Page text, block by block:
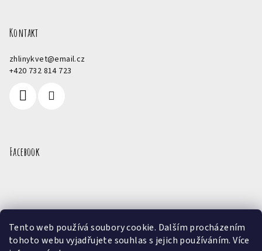
Tento web používá soubory cookie. Dalším procházením
tohoto webu vyjadřujete souhlas s jejich používáním. Více
Kontakt
zhlinykvet@email.cz
+420 732 814 723
Facebook
Přijímáme online platby